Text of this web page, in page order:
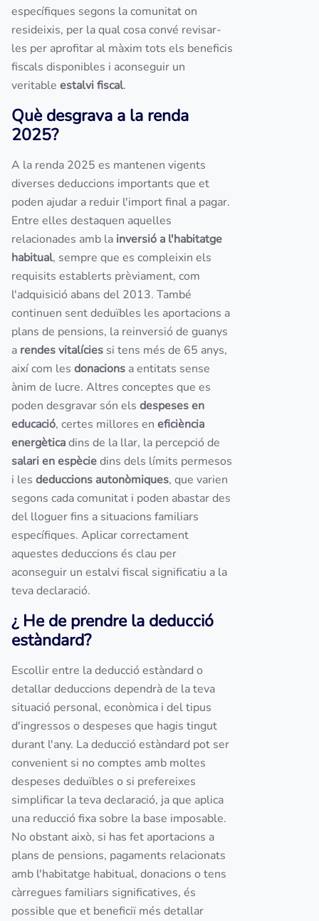
específiques segons la comunitat on
resideixis, per la qual cosa convé revisar-
les per aprofitar al màxim tots els beneficis
fiscals disponibles i aconseguir un
veritable estalvi fiscal.
Què desgrava a la renda
2025?
A la renda 2025 es mantenen vigents
diverses deduccions importants que et
poden ajudar a reduir l'import final a pagar.
Entre elles destaquen aquelles
relacionades amb la inversió a l'habitatge
habitual, sempre que es compleixin els
requisits establerts prèviament, com
l'adquisició abans del 2013. També
continuen sent deduïbles les aportacions a
plans de pensions, la reinversió de guanys
a rendes vitalícies si tens més de 65 anys,
així com les donacions a entitats sense
ànim de lucre. Altres conceptes que es
poden desgravar són els despeses en
educació, certes millores en eficiència
energèticadins de la llar, la percepció de
salari en espèciedins dels límits permesos
i les deduccions autonòmiques, que varien
segons cada comunitat i poden abastar des
del lloguer fins a situacions familiars
específiques. Aplicar correctament
aquestes deduccions és clau per
aconseguir un estalvi fiscal significatiu a la
teva declaració.
¿ He de prendre la deducció
estàndard?
Escollir entre la deducció estàndard o
detallar deduccions dependrà de la teva
situació personal, econòmica i del tipus
d'ingressos o despeses que hagis tingut
durant l'any. La deducció estàndard pot ser
convenient si no comptes amb moltes
despeses deduïbles o si prefereixes
simplificar la teva declaració, ja que aplica
una reducció fixa sobre la base imposable.
No obstant això, si has fet aportacions a
plans de pensions, pagaments relacionats
amb l'habitatge habitual, donacions o tens
càrregues familiars significatives, és
possible que et beneficiï més detallar